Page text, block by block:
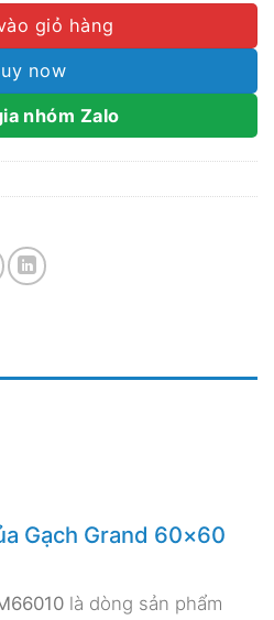
giỏ hàng
now
nhóm Zalo
Gạch Grand 60×60
là dòng sản phẩm